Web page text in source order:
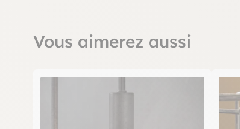
Vous aimerez aussi